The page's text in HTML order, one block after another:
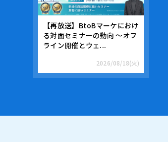
【再放送】BtoBマーケにおけ
る対面セミナーの動向 ～オフ
ライン開催とウェ...
2026/08/18(火)